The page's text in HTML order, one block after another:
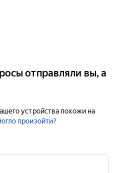
отправляли вы, а
устройства похожи на
произойти?